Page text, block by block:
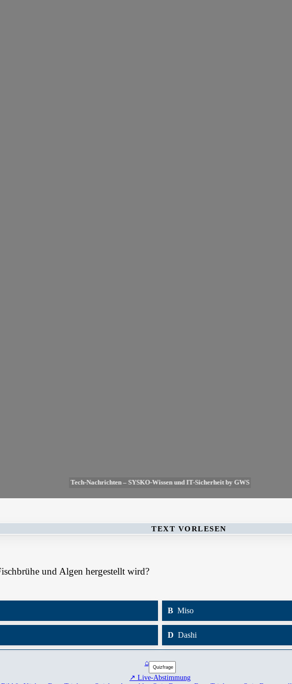
Tech-Nachrichten – SYSKO-Wissen und IT-Sicherheit by GWS
TEXT VORLESEN
und Algen hergestellt wird?
B Miso
D Dashi
⌂
↗ Live-Abstimmung